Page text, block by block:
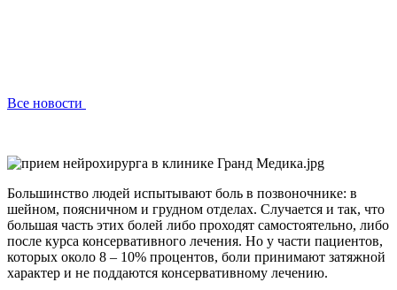
Все новости
Большинство людей испытывают боль в позвоночнике: в
шейном, поясничном и грудном отделах. Случается и так, что
большая часть этих болей либо проходят самостоятельно, либо
после курса консервативного лечения. Но у части пациентов,
которых около 8 – 10% процентов, боли принимают затяжной
характер и не поддаются консервативному лечению.